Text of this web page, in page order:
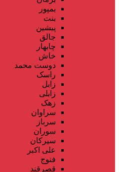
بمپور
بنت
پیشین
جالق
چابهار
خاش
دوست محمد
راسک
زابل
زابلی
زهک
سراوان
سرباز
سوران
سیرکان
علی اکبر
فنوج
قصرقند